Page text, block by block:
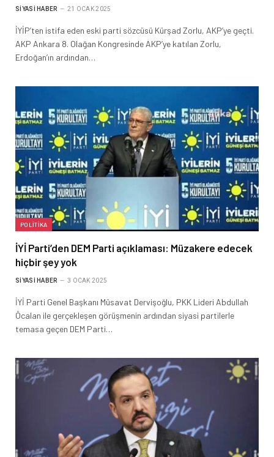
SIYASI HABER 21 OCAK 2025
İYİP’ten istifa eden eski parti sözcüsü Kürşad Zorlu, AKP’ye geçti.
AKP Ankara 8. Olağan Kongresinde AKP’ye katılan Zorlu,
Erdoğan’ın ardından…
POLITIKA
İYİ Parti’den DEM Parti açıklaması: Müzakere edecek
hiçbir şey yok
SIYASI HABER 3 OCAK 2025
İYİ Parti Genel Başkanı Müsavat Dervişoğlu, PKK Lideri Abdullah
Öcalan ile gerçekleşen görüşmenin ardından siyasi partilerle
temasa geçen DEM Parti…